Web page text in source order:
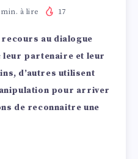
min. à lire 17
au dialogue
leur partenaire et leur
d’autres utilisent
pour arriver
de reconnaitre une